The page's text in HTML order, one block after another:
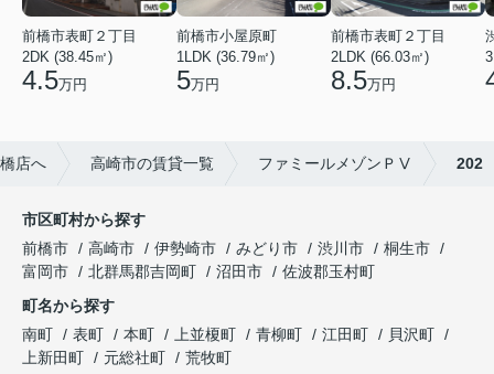
前橋市表町２丁目
2DK (38.45㎡)
4.5万円
前橋市小屋原町
1LDK (36.79㎡)
5万円
前橋市表町２丁目
2LDK (66.03㎡)
8.5万円
店へ 高崎市の賃貸一覧 ファミールメゾンＰⅤ 202
市区町村から探す
前橋市
高崎市 伊勢崎市 みどり市 渋川市
桐生市
富岡市
北群馬郡吉岡町 沼田市
佐波郡玉村町
町名から探す
南町
表町 本町 上並榎町 青柳町 江田町
貝沢町
上新田町
元総社町
荒牧町